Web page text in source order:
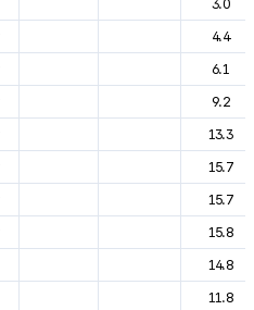
3.0
4.4
6.1
9.2
13.3
15.7
15.7
15.8
14.8
11.8